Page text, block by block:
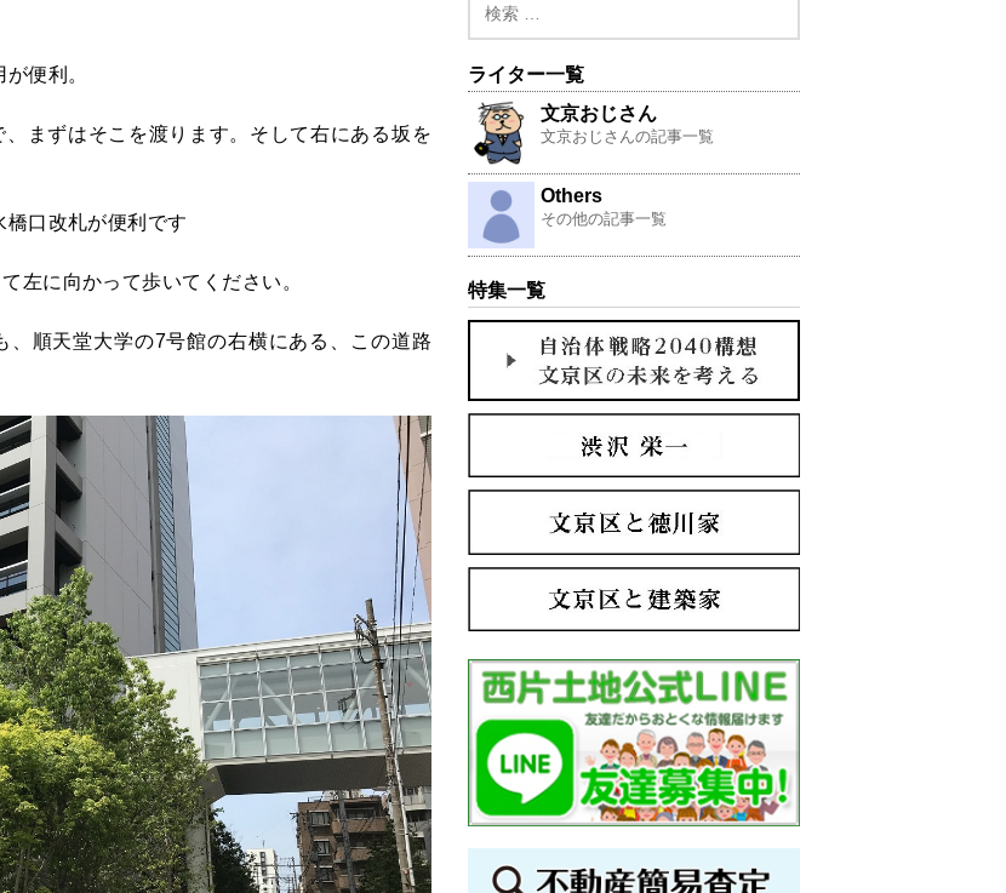
便利。
まずはそこを渡ります。そして右にある坂を
口改札が便利です
左に向かって歩いてください。
順天堂大学の7号館の右横にある、この道路
ライター一覧
文京おじさん
文京おじさんの記事一覧
Others
その他の記事一覧
特集一覧